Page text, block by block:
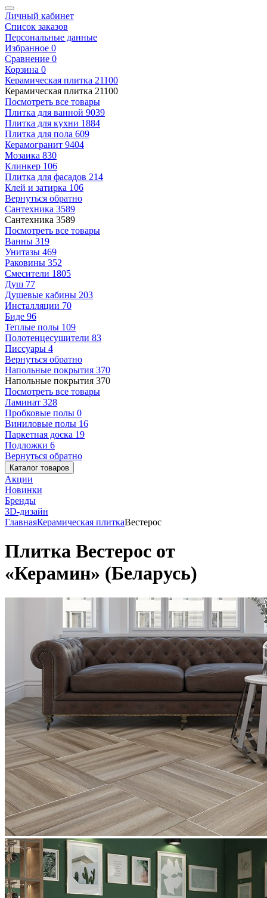
Личный кабинет
Список заказов
Персональные данные
Избранное 0
Сравнение 0
Корзина 0
Керамическая плитка 21100
Керамическая плитка 21100
Посмотреть все товары
Плитка для ванной 9039
Плитка для кухни 1884
Плитка для пола 609
Керамогранит 9404
Мозаика 830
Клинкер 106
Плитка для фасадов 214
Клей и затирка 106
Вернуться обратно
Сантехника 3589
Сантехника 3589
Посмотреть все товары
Ванны 319
Унитазы 469
Раковины 352
Смесители 1805
Душ 77
Душевые кабины 203
Инсталляции 70
Биде 96
Теплые полы 109
Полотенцесушители 83
Писсуары 4
Вернуться обратно
Напольные покрытия 370
Напольные покрытия 370
Посмотреть все товары
Ламинат 328
Пробковые полы 0
Виниловые полы 16
Паркетная доска 19
Подложки 6
Вернуться обратно
Каталог товаров
Акции
Новинки
Бренды
3D-дизайн
ГлавнаяКерамическая плиткаВестерос
Плитка Вестерос от
«Керамин» (Беларусь)